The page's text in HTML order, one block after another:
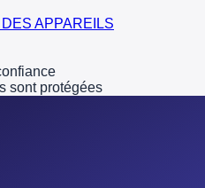
APPAREILS
sont protégées